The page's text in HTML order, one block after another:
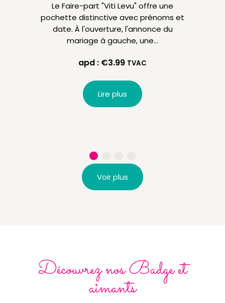
Le Faire-part "Viti Levu" offre une
pochette distinctive avec prénoms et
date. À l'ouverture, l'annonce du
mariage à gauche, une…
apd : €3.99 TVAC
Lire plus
Voir plus
Découvrez nos Badge et
aimants